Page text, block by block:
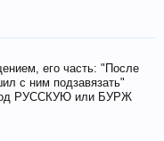
его часть: "После
с ним подзавязать"
РУССКУЮ или БУРЖ